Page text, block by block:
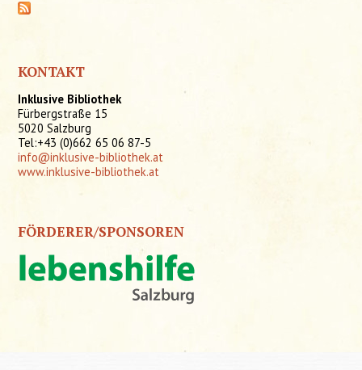
KONTAKT
Inklusive Bibliothek
Fürbergstraße 15
5020 Salzburg
Tel:+43 (0)662 65 06 87-5
info@inklusive-bibliothek.at
www.inklusive-bibliothek.at
FÖRDERER/SPONSOREN